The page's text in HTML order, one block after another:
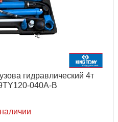
гидравлический 4т
040A-B